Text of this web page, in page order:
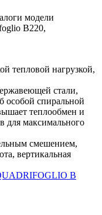
модели
B220,
тепловой нагрузкой,
стали,
особой спиральной
теплообмен и
для максимального
смешением,
вертикальная
B